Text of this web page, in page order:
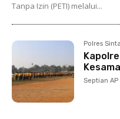
Tanpa Izin (PETI) melalui...
Polres
Septian AP